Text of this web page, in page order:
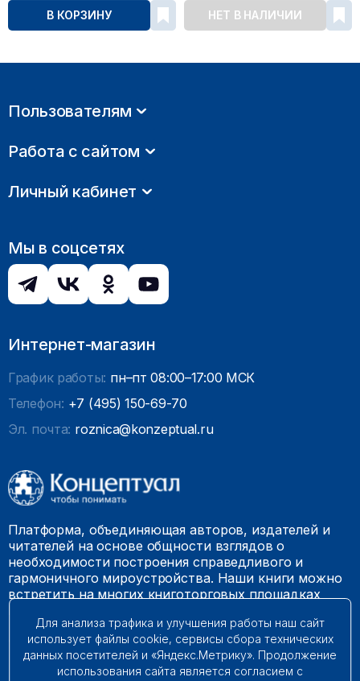
В КОРЗИНУ НЕТ В НАЛИЧИИ
Пользователям
Работа с сайтом
Личный кабинет
Мы в соцсетях
Интернет-магазин
График работы: пн–пт 08:00–17:00 МСК
Телефон: +7 (495) 150-69-70
Эл. почта: roznica@konzeptual.ru
Платформа, объединяющая авторов, издателей и
читателей на основе общности взглядов о
необходимости построения справедливого и
гармоничного мироустройства. Наши книги можно
встретить на многих книготорговых площадках
© 2009 – 2026. Все права защищены.
Для анализа трафика и улучшения работы наш сайт
использует файлы cookie, сервисы сбора технических
данных посетителей и «Яндекс.Метрику». Продолжение
использования сайта является согласием с